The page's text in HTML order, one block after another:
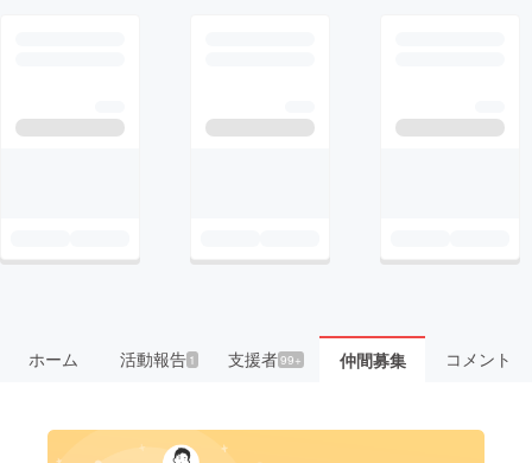
ホーム 活動報告1 支援者99+ 仲間募集 コメント